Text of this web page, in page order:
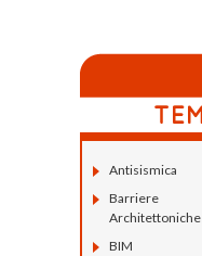
Antisismica
Barriere
Architettoniche
BIM